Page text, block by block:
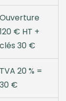
Ouverture
120 € HT +
clés 30 €
TVA 20 % =
30 €